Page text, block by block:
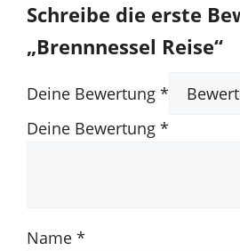
Schreibe die erste
„Brennnessel Reise“
Deine Bewertung *
Deine Bewertung *
Name *